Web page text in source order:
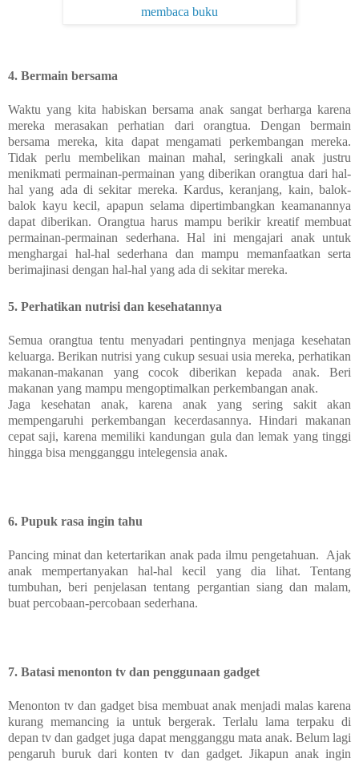
membaca buku
4. Bermain bersama
Waktu yang kita habiskan bersama anak sangat berharga karena
mereka merasakan perhatian dari orangtua. Dengan bermain
bersama mereka, kita dapat mengamati perkembangan mereka.
Tidak perlu membelikan mainan mahal, seringkali anak justru
menikmati permainan-permainan yang diberikan orangtua dari hal-
hal yang ada di sekitar mereka. Kardus, keranjang, kain, balok-
balok kayu kecil, apapun selama dipertimbangkan keamanannya
dapat diberikan. Orangtua harus mampu berikir kreatif membuat
permainan-permainan sederhana. Hal ini mengajari anak untuk
menghargai hal-hal sederhana dan mampu memanfaatkan serta
berimajinasi dengan hal-hal yang ada di sekitar mereka.
5. Perhatikan nutrisi dan kesehatannya
Semua orangtua tentu menyadari pentingnya menjaga kesehatan
keluarga. Berikan nutrisi yang cukup sesuai usia mereka, perhatikan
makanan-makanan yang cocok diberikan kepada anak. Beri
makanan yang mampu mengoptimalkan perkembangan anak.
Jaga kesehatan anak, karena anak yang sering sakit akan
mempengaruhi perkembangan kecerdasannya. Hindari makanan
cepat saji, karena memiliki kandungan gula dan lemak yang tinggi
hingga bisa mengganggu intelegensia anak.
6. Pupuk rasa ingin tahu
Pancing minat dan ketertarikan anak pada ilmu pengetahuan. Ajak
anak mempertanyakan hal-hal kecil yang dia lihat. Tentang
tumbuhan, beri penjelasan tentang pergantian siang dan malam,
buat percobaan-percobaan sederhana.
7. Batasi menonton tv dan penggunaan gadget
Menonton tv dan gadget bisa membuat anak menjadi malas karena
kurang memancing ia untuk bergerak. Terlalu lama terpaku di
depan tv dan gadget juga dapat mengganggu mata anak. Belum lagi
pengaruh buruk dari konten tv dan gadget. Jikapun anak ingin